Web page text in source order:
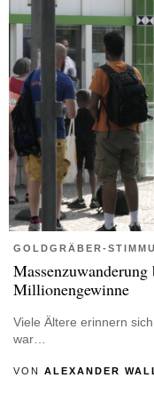
GOLDGRÄBER-
Millionengewinne
Viele Ältere erinnern
war…
VON ALEXANDER